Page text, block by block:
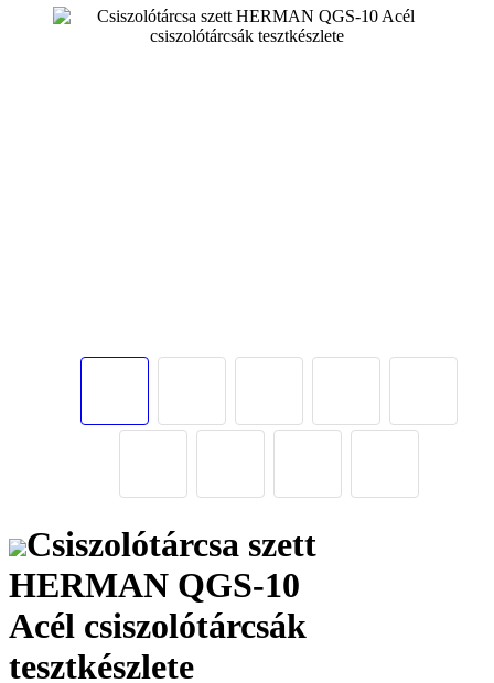
Csiszolótárcsa szett
HERMAN QGS-10
Acél csiszolótárcsák
tesztkészlete